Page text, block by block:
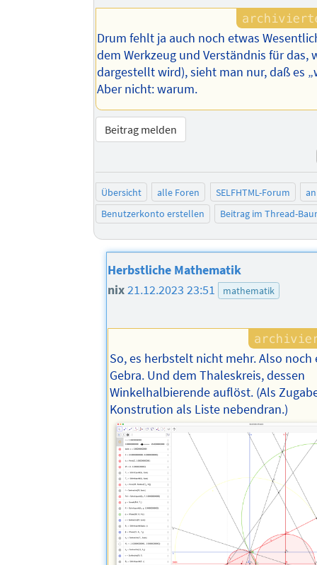
Drum fehlt ja auch noch etwas
dem Werkzeug und Verständnis für das,
dargestellt wird), sieht man nur, daß es
Aber nicht: warum.
Beitrag melden
Übersicht alle Foren SELFHTML-Forum
Benutzerkonto erstellen
Beitrag im Thread-
Herbstliche Mathematik
nix21.12.2023 23:51 mathematik
So, es herbstelt nicht mehr. Also noch
Gebra. Und dem Thaleskreis, dessen
Winkelhalbierende auflöst. (Als
Konstrution als Liste nebendran.)